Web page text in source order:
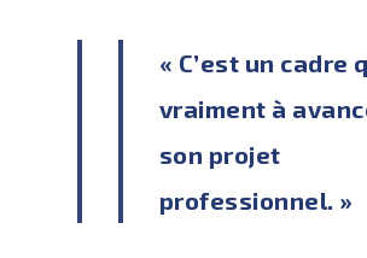
« C’est un cadre
vraiment à
son projet
professionnel. »